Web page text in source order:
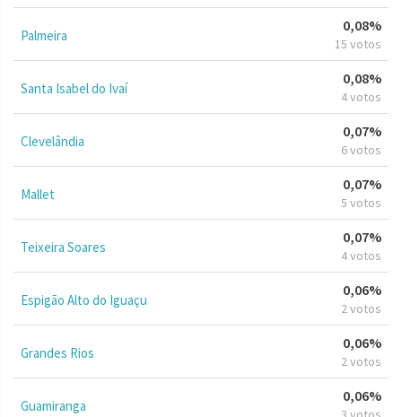
Palmeira
0,08%
15 votos
Santa Isabel do Ivaí
0,08%
4 votos
Clevelândia
0,07%
6 votos
Mallet
0,07%
5 votos
Teixeira Soares
0,07%
4 votos
Espigão Alto do Iguaçu
0,06%
2 votos
Grandes Rios
0,06%
2 votos
Guamiranga
0,06%